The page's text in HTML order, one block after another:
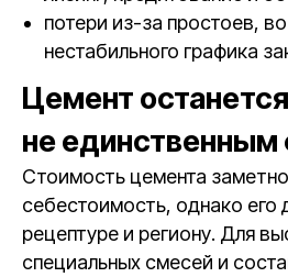
потери из-за простоев,
нестабильного графика
Цемент
не
Стоимость цемента
себестоимость, однако его
рецептуре и региону. Для
специальных смесей и